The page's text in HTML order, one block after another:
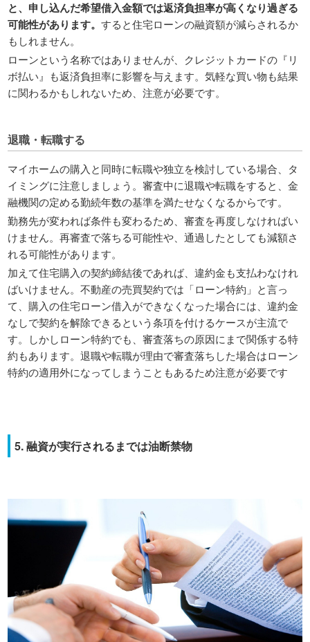
と、申し込んだ希望借入金額では返済負担率が高くなり過ぎる
可能性があります。 すると住宅ローンの融資額が減らされるか
もしれません。
ローンという名称ではありませんが、クレジットカードの『リ
ボ払い』も返済負担率に影響を与えます。気軽な買い物も結果
に関わるかもしれないため、注意が必要です。
退職・転職する
マイホームの購入と同時に転職や独立を検討している場合、タ
イミングに注意しましょう。審査中に退職や転職をすると、金
融機関の定める勤続年数の基準を満たせなくなるからです。
勤務先が変われば条件も変わるため、審査を再度しなければい
けません。再審査で落ちる可能性や、通過したとしても減額さ
れる可能性があります。
加えて住宅購入の契約締結後であれば、違約金も支払わなけれ
ばいけません。不動産の売買契約では「ローン特約」と言っ
て、購入の住宅ローン借入ができなくなった場合には、違約金
なしで契約を解除できるという条項を付けるケースが主流で
す。しかしローン特約でも、審査落ちの原因にまで関係する特
約もあります。退職や転職が理由で審査落ちした場合はローン
特約の適用外になってしまうこともあるため注意が必要です
5. 融資が実行されるまでは油断禁物